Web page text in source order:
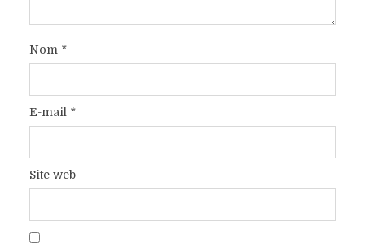
Nom *
E-mail *
Site web